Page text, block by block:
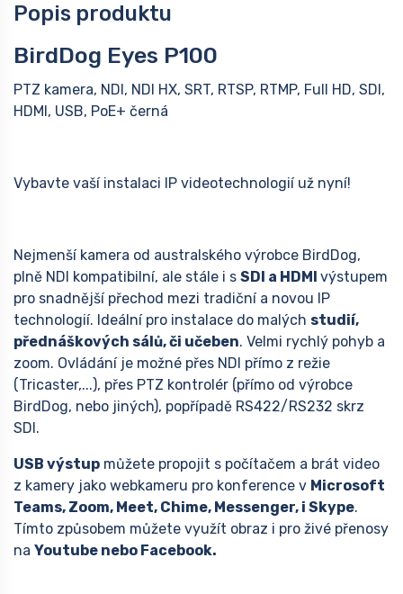
Popis produktu
BirdDog Eyes P100
PTZ kamera, NDI, NDI HX, SRT, RTSP, RTMP, Full HD, SDI,
HDMI, USB, PoE+ černá
Vybavte vaší instalaci IP videotechnologií už nyní!
Nejmenší kamera od australského výrobce BirdDog,
plně NDI kompatibilní, ale stále i s SDI a HDMI výstupem
pro snadnější přechod mezi tradiční a novou IP
technologií. Ideální pro instalace do malých studií,
přednáškových sálů, či učeben. Velmi rychlý pohyb a
zoom. Ovládání je možné přes NDI přímo z režie
(Tricaster,...), přes PTZ kontrolér (přímo od výrobce
BirdDog, nebo jiných), popřípadě RS422/RS232 skrz
SDI.
USB výstup můžete propojit s počítačem a brát video
z kamery jako webkameru pro konference v Microsoft
Teams, Zoom, Meet, Chime, Messenger, i Skype.
Tímto způsobem můžete využít obraz i pro živé přenosy
na Youtube nebo Facebook.